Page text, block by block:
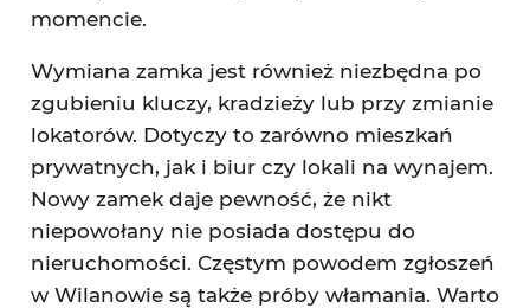
momencie.
Wymiana zamka jest również niezbędna po
zgubieniu kluczy, kradzieży lub przy zmianie
lokatorów. Dotyczy to zarówno mieszkań
prywatnych, jak i biur czy lokali na wynajem.
Nowy zamek daje pewność, że nikt
niepowołany nie posiada dostępu do
nieruchomości. Częstym powodem zgłoszeń
w Wilanowie są także próby włamania. Warto